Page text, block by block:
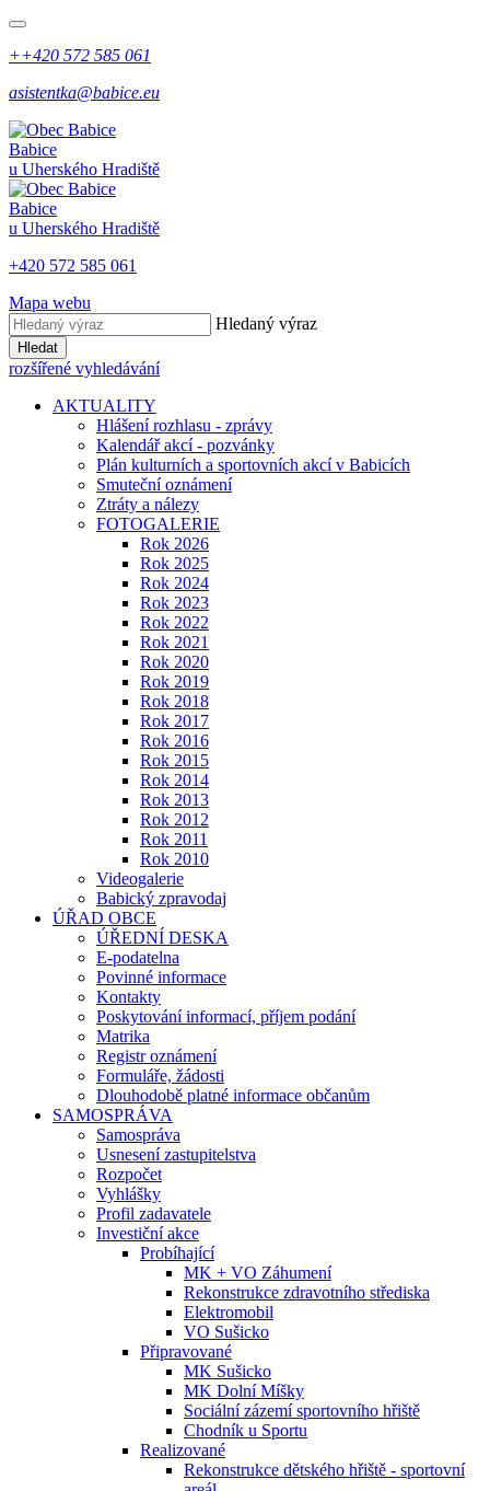
++420 572 585 061
asistentka@babice.eu
Babice
u Uherského Hradiště
Babice
u Uherského Hradiště
+420 572 585 061
Mapa webu
Hledaný výraz
Hledat
rozšířené vyhledávání
AKTUALITY
Hlášení rozhlasu - zprávy
Kalendář akcí - pozvánky
Plán kulturních a sportovních akcí v Babicích
Smuteční oznámení
Ztráty a nálezy
FOTOGALERIE
Rok 2026
Rok 2025
Rok 2024
Rok 2023
Rok 2022
Rok 2021
Rok 2020
Rok 2019
Rok 2018
Rok 2017
Rok 2016
Rok 2015
Rok 2014
Rok 2013
Rok 2012
Rok 2011
Rok 2010
Videogalerie
Babický zpravodaj
ÚŘAD OBCE
ÚŘEDNÍ DESKA
E-podatelna
Povinné informace
Kontakty
Poskytování informací, příjem podání
Matrika
Registr oznámení
Formuláře, žádosti
Dlouhodobě platné informace občanům
SAMOSPRÁVA
Samospráva
Usnesení zastupitelstva
Rozpočet
Vyhlášky
Profil zadavatele
Investiční akce
Probíhající
MK + VO Záhumení
Rekonstrukce zdravotního střediska
Elektromobil
VO Sušicko
Připravované
MK Sušicko
MK Dolní Míšky
Sociální zázemí sportovního hřiště
Chodník u Sportu
Realizované
Rekonstrukce dětského hřiště - sportovní